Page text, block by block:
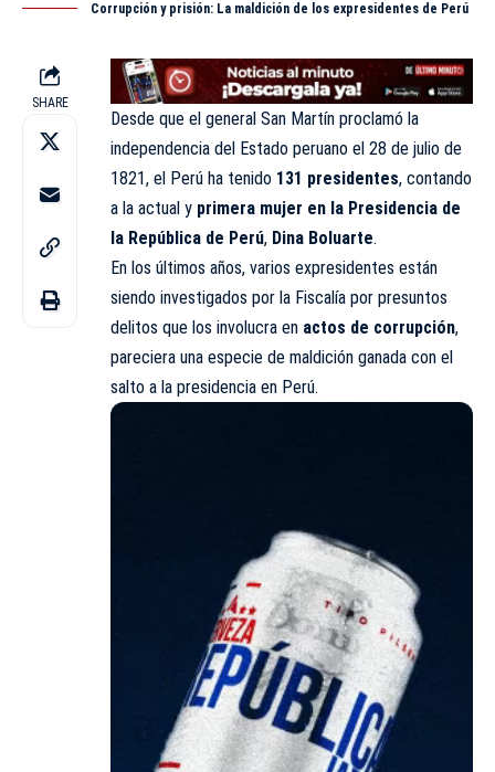
Corrupción y prisión: La maldición de los expresidentes de Perú
SHARE
Desde que el general San Martín proclamó la
independencia del Estado peruano el 28 de julio de
1821, el Perú ha tenido 131 presidentes, contando
a la actual y primera mujer en la Presidencia de
la República de Perú, Dina Boluarte.
En los últimos años, varios expresidentes están
siendo investigados por la Fiscalía por presuntos
delitos que los involucra en actos de corrupción,
pareciera una especie de maldición ganada con el
salto a la presidencia en Perú.